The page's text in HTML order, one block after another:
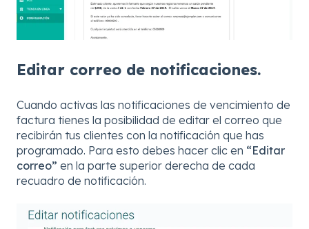
Editar correo de notificaciones.
Cuando activas las notificaciones de vencimiento de
factura tienes la posibilidad de editar el correo que
recibirán tus clientes con la notificación que has
programado. Para esto debes hacer clic en “Editar
correo” en la parte superior derecha de cada
recuadro de notificación.